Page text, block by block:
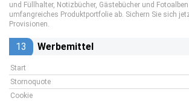
und Füllhalter, Notizbücher, Gästebücher und
umfangreiches Produktportfolie ab. Sichern Sie sich
Provisionen.
13 Werbemittel
Start
Stornoquote
Cookie